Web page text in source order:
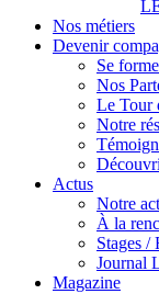
Nos métiers
Devenir
Se
Nos
Le Tour
Notre
Actus
Notre
À la
Stages /
Journal
Magazine